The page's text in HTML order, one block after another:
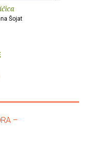
Šojat
–